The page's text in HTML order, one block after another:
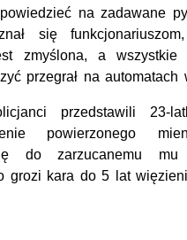
na zadawane
się
zmyślona, a wszystkie
przegrał na
przedstawili 23-
powierzonego
do zarzucanemu
grozi kara do 5 lat